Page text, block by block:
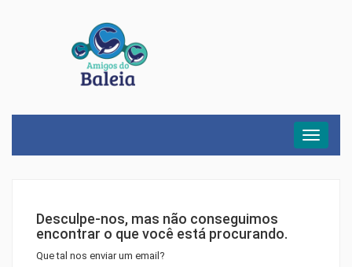
Menu
Desculpe-nos, mas não conseguimos
encontrar o que você está procurando.
Que tal nos enviar um email?